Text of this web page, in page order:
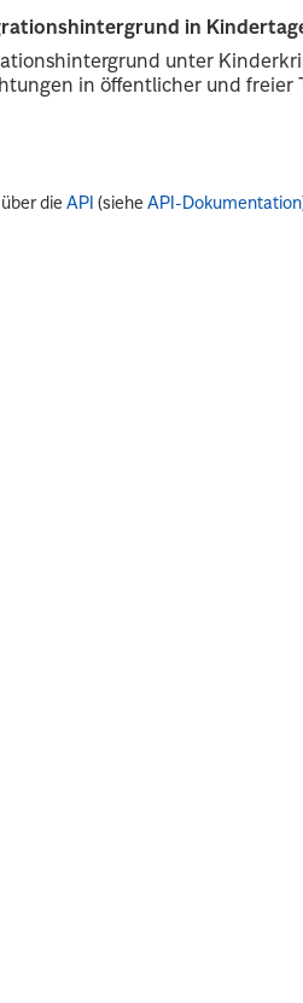
in
unter
in öffentlicher und freier
über dieAPI (sieheAPI-Dokumentation